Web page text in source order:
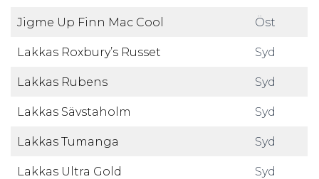
Jigme Up Finn Mac Cool Öst
Lakkas Roxbury’s Russet Syd
Lakkas Rubens Syd
Lakkas Sävstaholm Syd
Lakkas Tumanga Syd
Lakkas Ultra Gold Syd